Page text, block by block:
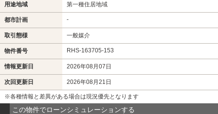
用途地域 第一種住居地域
都市計画 -
取引態様 一般媒介
物件番号 RHS-163705-153
情報更新日 2026年08月07日
次回更新日 2026年08月21日
※各種情報と差異がある場合は現況優先となります
この物件でローンシミュレーションする